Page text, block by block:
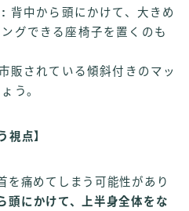
背中から頭にかけて、大きめ
グできる座椅子を置くのも
販されている傾斜付きのマッ
う。
視点】
を痛めてしまう可能性があり
頭にかけて、上半身全体をな